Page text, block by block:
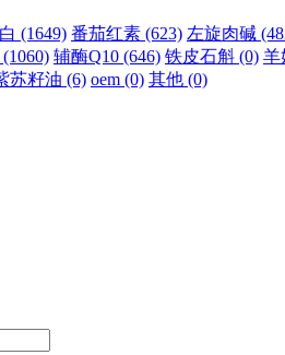
(1649) 番茄红素 (623) 左旋肉碱
(1060) 辅酶Q10 (646) 铁皮石斛 (0)
苏籽油 (6) oem (0) 其他 (0)